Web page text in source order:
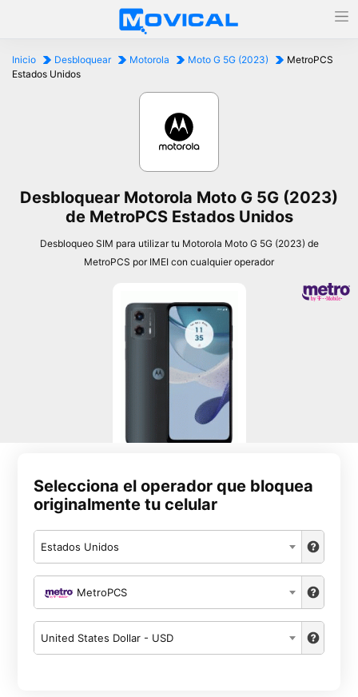
Inicio Desbloquear Motorola Moto G 5G (2023)
MetroPCS
Estados Unidos
Desbloquear Motorola Moto G 5G (2023)
de MetroPCS Estados Unidos
Desbloqueo SIM para utilizar tu Motorola Moto G 5G (2023) de
MetroPCS por IMEI con cualquier operador
Selecciona el operador que bloquea
originalmente tu celular
Estados Unidos
MetroPCS
United States Dollar - USD